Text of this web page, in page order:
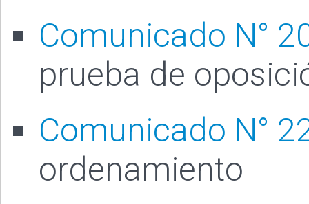
Comunicado N°
prueba de
Comunicado N°
ordenamiento